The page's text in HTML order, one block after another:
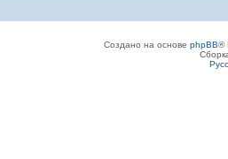
Создано на основе phpBB®